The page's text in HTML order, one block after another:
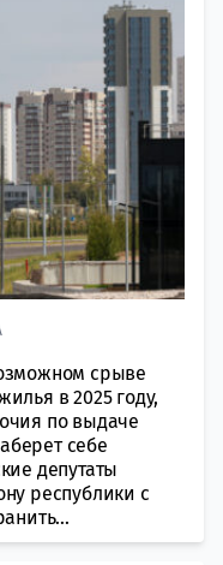
срыве
в 2025 году,
по выдаче
себе
депутаты
республики с